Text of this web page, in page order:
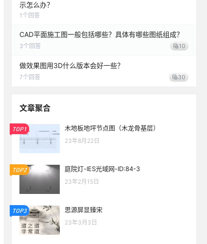
示怎么办？
1 个回答
CAD平面施工图一般包括哪些？具体有哪些图纸组成？
3个回答 10
做效果图用3D什么版本会好一些？
7个回答 30
文章聚合
TOP1 木地板地坪节点图（木龙骨基层）
23年8月22日
TOP2 庭院灯-IES光域网-ID:84-3
23年2月15日
TOP3 思源屏显臻宋
23年3月3日